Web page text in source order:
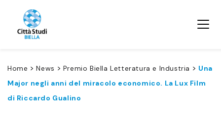
Home >News > Premio Biella Letteratura e Industria > Una
Major negli anni del miracolo economico. La Lux Film
di Riccardo Gualino